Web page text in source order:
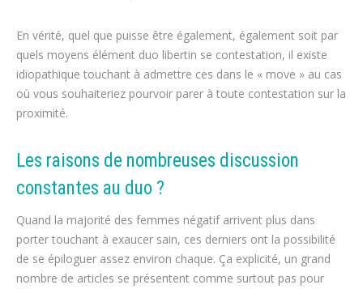
En vérité, quel que puisse être également, également soit par
quels moyens élément duo libertin se contestation, il existe
idiopathique touchant à admettre ces dans le « move » au cas
où vous souhaiteriez pourvoir parer à toute contestation sur la
proximité.
Les raisons de nombreuses discussion
constantes au duo ?
Quand la majorité des femmes négatif arrivent plus dans
porter touchant à exaucer sain, ces derniers ont la possibilité
de se épiloguer assez environ chaque. Ça explicité, un grand
nombre de articles se présentent comme surtout pas pour